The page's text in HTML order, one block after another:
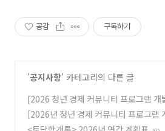
공감 구독하기
'공지사항' 카테고리의 다른 글
[2026 청년 경제 커뮤니티 프로그램 개
심화 인터뷰] 참가자 모집
(0)
[2026년 청년 경제 커뮤니티 프로그램
위한 설문 조사
(0)